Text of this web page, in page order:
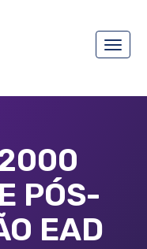
Toggle
PÓS-
EAD